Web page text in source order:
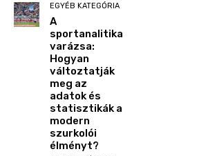
EGYÉB KATEGÓRIA
A
sportanalitika
varázsa:
Hogyan
változtatják
meg az
adatok és
statisztikák a
modern
szurkolói
élményt?